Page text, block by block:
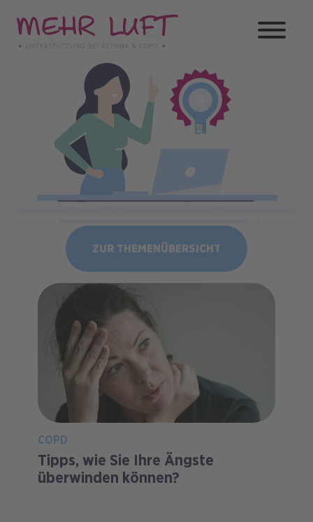
zum
Inhalt
ZUR THEMENÜBERSICHT
COPD
Tipps, wie Sie Ihre Ängste
überwinden können?